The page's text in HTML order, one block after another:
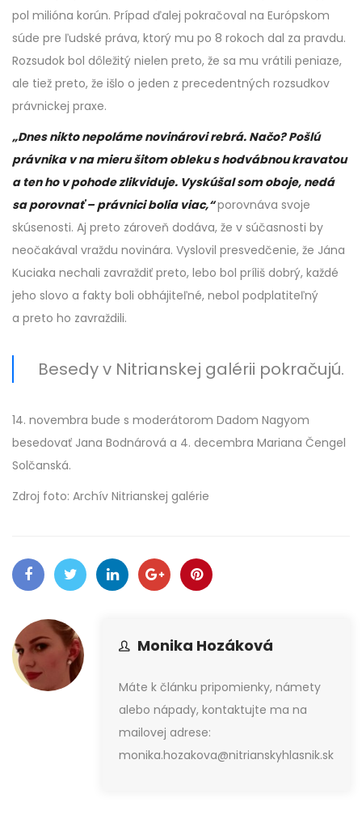
pol milióna korún. Prípad ďalej pokračoval na Európskom
súde pre ľudské práva, ktorý mu po 8 rokoch dal za pravdu.
Rozsudok bol dôležitý nielen preto, že sa mu vrátili peniaze,
ale tiež preto, že išlo o jeden z precedentných rozsudkov
právnickej praxe.
„Dnes nikto nepoláme novinárovi rebrá. Načo? Pošlú
právnika v na mieru šitom obleku s hodvábnou kravatou
a ten ho v pohode zlikviduje. Vyskúšal som oboje, nedá
sa porovnať – právnici bolia viac,“porovnáva svoje
skúsenosti. Aj preto zároveň dodáva, že v súčasnosti by
neočakával vraždu novinára. Vyslovil presvedčenie, že Jána
Kuciaka nechali zavraždiť preto, lebo bol príliš dobrý, každé
jeho slovo a fakty boli obhájiteľné, nebol podplatiteľný
a preto ho zavraždili.
Besedy v Nitrianskej galérii pokračujú.
14. novembra bude s moderátorom Dadom Nagyom
besedovať Jana Bodnárová a 4. decembra Mariana Čengel
Solčanská.
Zdroj foto: Archív Nitrianskej galérie
Monika Hozáková
Máte k článku pripomienky, námety
alebo nápady, kontaktujte ma na
mailovej adrese:
monika.hozakova@nitrianskyhlasnik.sk